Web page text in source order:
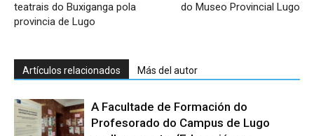
teatrais do Buxiganga pola
provincia de Lugo
do Museo Provincial Lugo
Artículos relacionados Más del autor
A Facultade de Formación do
Profesorado do Campus de Lugo